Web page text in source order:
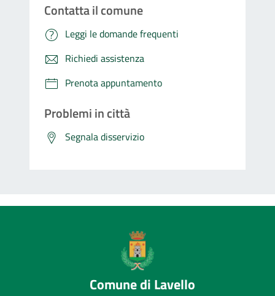
Contatta il comune
Leggi le domande frequenti
Richiedi assistenza
Prenota appuntamento
Problemi in città
Segnala disservizio
Comune di Lavello